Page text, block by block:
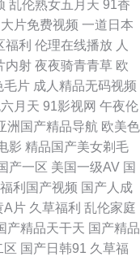
户外露出在线观看 日日撸
91刺激片 东方aⅴ影库 日
久高超 日韩第一页 91巨炮
观看 国产C一区 三级成人
www国产三级 日韩AV免费
区 91宅女天堂 欧美SSS视
乱伦熟女五月天 91香
片免费视频 一道日本
福利 伦理在线播放 人
内射 夜夜骑青青草 欧
毛片 成人精品无码视频
月天 91影视网 午夜伦
洲国产精品导航 欧美色
影 精品国产美女剃毛
产一区 美国一级AV 国
利国产视频 国产人成
A片 久草福利 乱伦家庭
产精品天干天 国产精品
区 国产日韩91 久草福